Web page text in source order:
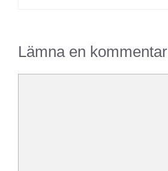
Lämna en kommentar